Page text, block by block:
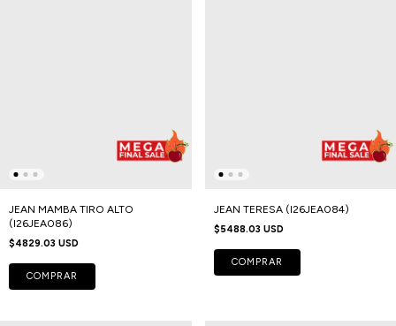
JEAN MAMBA TIRO ALTO
(I26JEA086)
$4829.03 USD
COMPRAR
JEAN TERESA (I26JEA084)
$5488.03 USD
COMPRAR